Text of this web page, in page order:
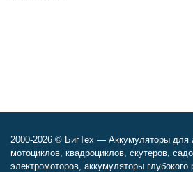
2000-2026 © БигТех — Аккумуляторы для
мотоциклов, квадроциклов, скутеров,
электромоторов, аккумуляторы